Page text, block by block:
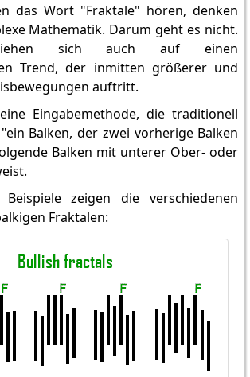
das Wort "Fraktale" hören, denken
Mathematik. Darum geht es nicht.
sich auch auf einen
Trend, der inmitten größerer und
auftritt.
Eingabemethode, die traditionell
Balken, der zwei vorherige Balken
Balken mit unterer Ober- oder
zeigen die verschiedenen
Fraktalen: